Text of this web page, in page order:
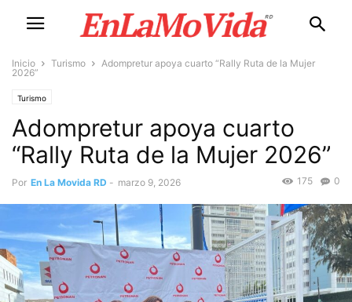
Inicio Turismo
Adompretur apoya cuarto “Rally Ruta de la Mujer
2026”
Turismo
Adompretur apoya cuarto
“Rally Ruta de la Mujer 2026”
Por En La Movida RD - marzo 9, 2026 0
175